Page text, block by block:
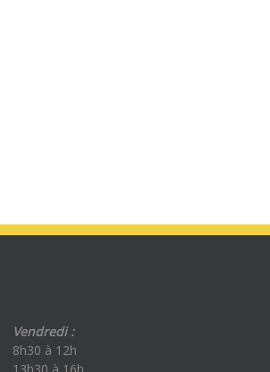
Vendredi :
8h30 à 12h